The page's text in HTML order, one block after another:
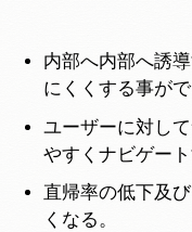
内部へ内部へ誘
にくくする事がで
ユーザーに対し
やすくナビゲー
直帰率の低下及
くなる。